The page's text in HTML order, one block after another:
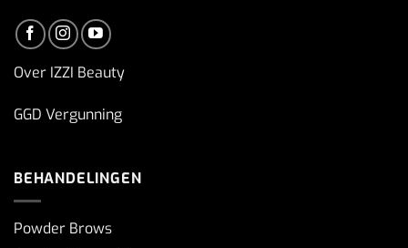
Over IZZI Beauty
GGD Vergunning
BEHANDELINGEN
Powder Brows